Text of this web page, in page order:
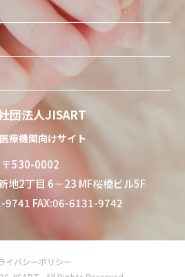
団法人JISART
医療機関向けサイト
〒530-0002
地2丁目 6－23 MF桜橋ビル5F
9741 FAX:06-6131-9742
イバシーポリシー